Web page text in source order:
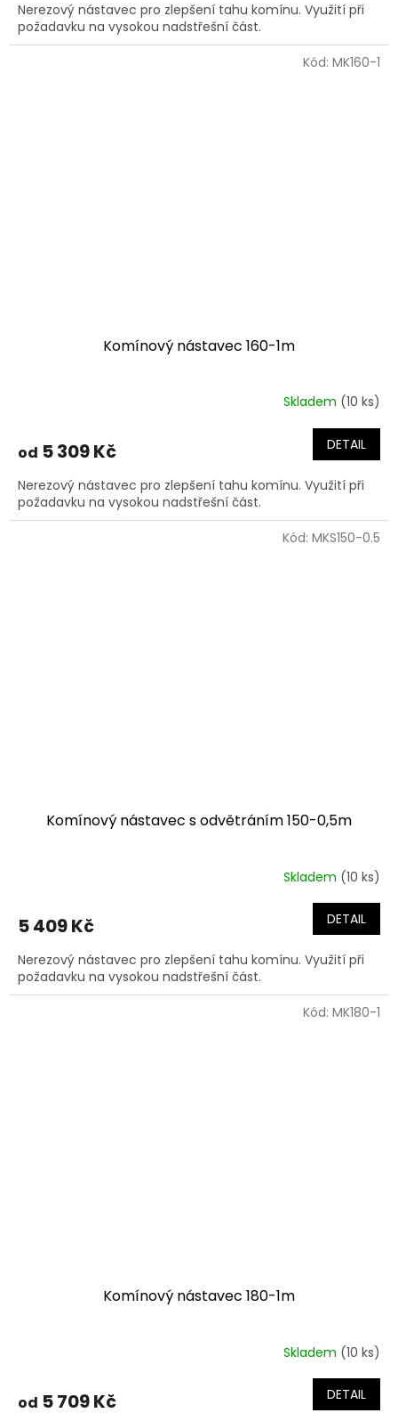
Nerezový nástavec pro zlepšení tahu komínu. Využití při
požadavku na vysokou nadstřešní část.
Komínový nástavec 160-1m
Skladem (10 ks)
od 5 309 Kč DETAIL
Nerezový nástavec pro zlepšení tahu komínu. Využití při
požadavku na vysokou nadstřešní část.
Kód: MK160-1
Komínový nástavec s odvětráním 150-0,5m
Skladem (10 ks)
5 409 Kč DETAIL
Nerezový nástavec pro zlepšení tahu komínu. Využití při
požadavku na vysokou nadstřešní část.
Kód: MKS150-0.5
Komínový nástavec 180-1m
Skladem (10 ks)
od 5 709 Kč DETAIL
Kód: MK180-1